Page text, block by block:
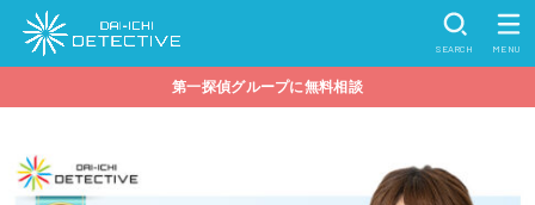
SEARCH MENU
第一探偵グループに無料相談